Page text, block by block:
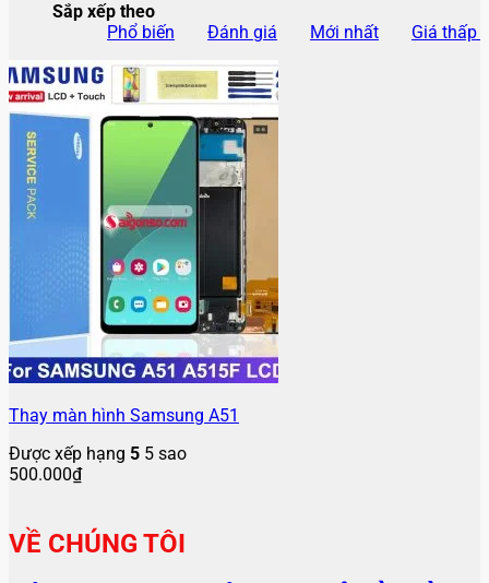
Sắp xếp theo
Phổ biến
Đánh giá Mới nhất Giá thấp
Thay màn hình Samsung A51
Được xếp hạng 5 5 sao
500.000₫
VỀ CHÚNG TÔI